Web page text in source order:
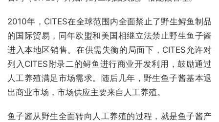
2010年，CITES在全球范围内全面禁止了野生鲟鱼制品
的国际贸易，同年欧盟和美国相继立法禁止野生鱼子酱
进入本地区销售。在供需失衡的局面下，CITES允许对
列入CITES附录二的鲟鱼进行商业开发利用，鼓励通过
人工养殖满足市场需求。随后几年，野生鱼子酱基本退
出商业市场，市场供应主要来自人工养殖。
鱼子酱从野生全面转向人工养殖的过程，就是鱼子酱产